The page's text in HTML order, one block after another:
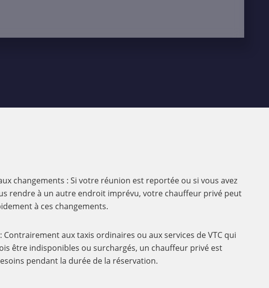
changements : Si votre réunion est reportée ou si vous avez
rendre à un autre endroit imprévu, votre chauffeur privé peut
à ces changements.
Contrairement aux taxis ordinaires ou aux services de VTC qui
être indisponibles ou surchargés, un chauffeur privé est
pendant la durée de la réservation.